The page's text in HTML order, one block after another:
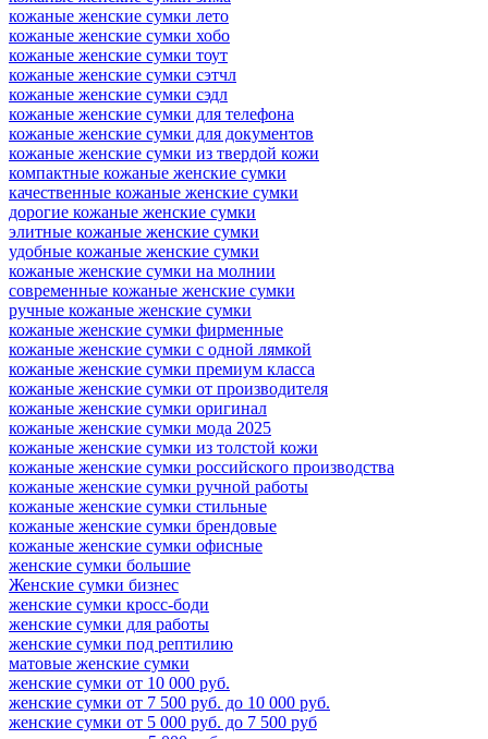
кожаные женские сумки лето
кожаные женские сумки хобо
кожаные женские сумки тоут
кожаные женские сумки cэтчл
кожаные женские сумки сэдл
кожаные женские сумки для телефона
кожаные женские сумки для документов
кожаные женские сумки из твердой кожи
компактные кожаные женские сумки
качественные кожаные женские сумки
дорогие кожаные женские сумки
элитные кожаные женские сумки
удобные кожаные женские сумки
кожаные женские сумки на молнии
современные кожаные женские сумки
ручные кожаные женские сумки
кожаные женские сумки фирменные
кожаные женские сумки с одной лямкой
кожаные женские сумки премиум класса
кожаные женские сумки от производителя
кожаные женские сумки оригинал
кожаные женские сумки мода 2025
кожаные женские сумки из толстой кожи
кожаные женские сумки российского производства
кожаные женские сумки ручной работы
кожаные женские сумки стильные
кожаные женские сумки брендовые
кожаные женские сумки офисные
женские сумки большие
Женские сумки бизнес
женские сумки кросс-боди
женские сумки для работы
женские сумки под рептилию
матовые женские сумки
женские сумки от 10 000 руб.
женские сумки от 7 500 руб. до 10 000 руб.
женские сумки от 5 000 руб. до 7 500 руб